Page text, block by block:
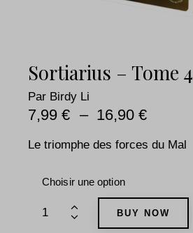
Sortiarius – Tome 4
Par Birdy Li
7,99 € – 16,90 €
Le triomphe des forces du Mal
BUY NOW